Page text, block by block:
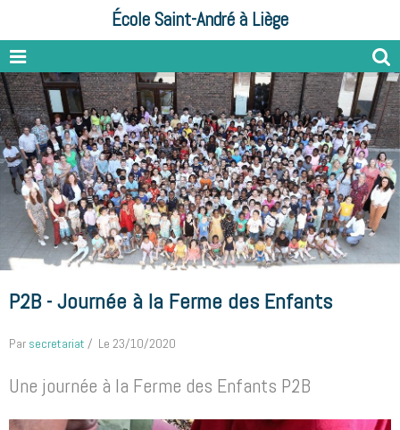
École Saint-André à Liège
P2B - Journée à la Ferme des Enfants
Par secretariat Le 23/10/2020
Une journée à la Ferme des Enfants P2B